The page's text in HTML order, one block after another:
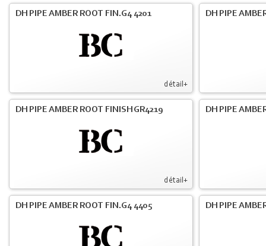
détail+
DH PIPE AMBER ROOT FIN.G4 4201 DH PIPE
détail+
DH PIPE AMBER ROOT FINISH GR4219 DH PIPE
DH PIPE AMBER ROOT FIN.G4 4405 DH PIPE